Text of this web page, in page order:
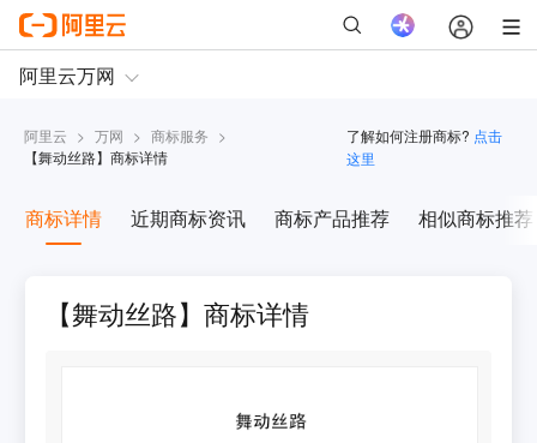
阿里云 > 万网 > 商标服务 >
【舞动丝路】商标详情
了解如何注册商标? 点击
这里
商标详情 近期商标资讯 商标产品推荐 相似商标推荐
【舞动丝路】商标详情